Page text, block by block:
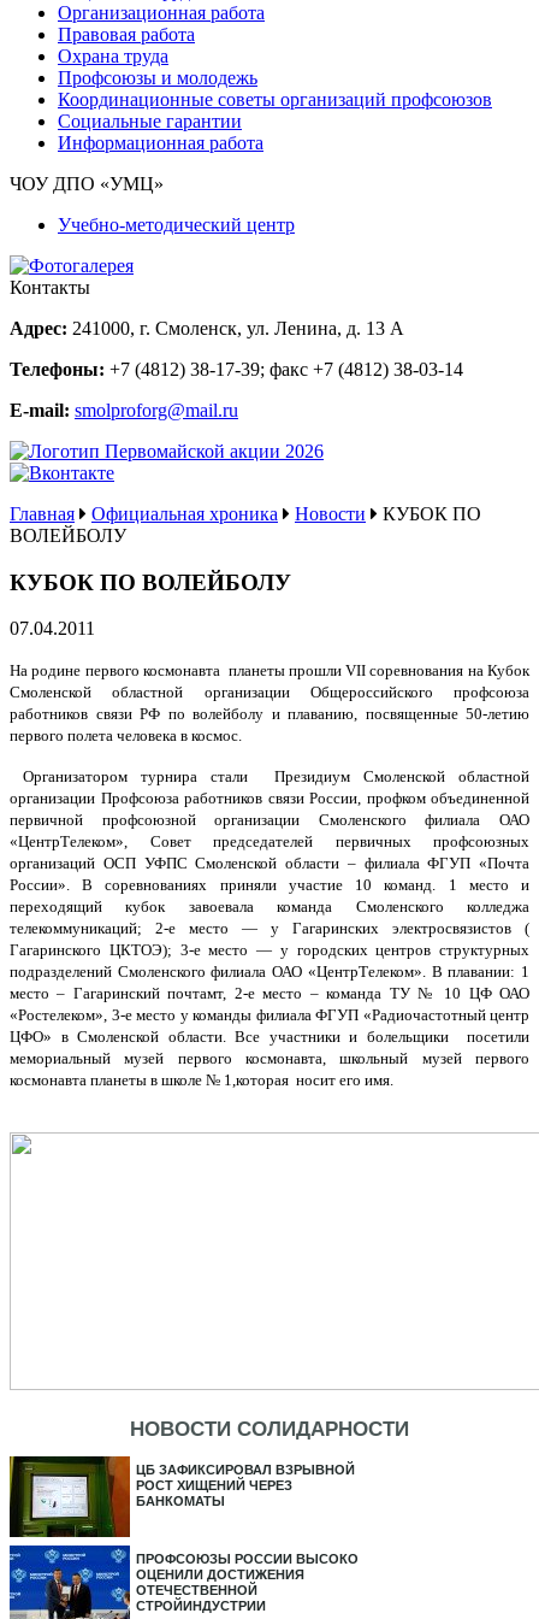
Организационная работа
Правовая работа
Охрана труда
Профсоюзы и молодежь
Координационные советы организаций профсоюзов
Социальные гарантии
Информационная работа
ЧОУ ДПО «УМЦ»
Учебно-методический центр
Контакты
Адрес: 241000, г. Смоленск, ул. Ленина, д. 13 А
Телефоны: +7 (4812) 38-17-39; факс +7 (4812) 38-03-14
E-mail: smolproforg@mail.ru
Главная Официальная хроника Новости
КУБОК ПО
ВОЛЕЙБОЛУ
КУБОК ПО ВОЛЕЙБОЛУ
07.04.2011
На родине первого космонавта планеты прошлиVII соревнования на Кубок
Смоленской областной организации Общероссийского профсоюза
работников связи РФ по волейболу и плаванию, посвященные 50-летию
первого полета человека в космос.
Организатором турнира стали
Президиум Смоленской областной
организации Профсоюза работников связи России, профком объединенной
первичной профсоюзной организации Смоленского филиала ОАО
«ЦентрТелеком», Совет председателей первичных профсоюзных
организаций ОСП УФПС Смоленской области – филиала ФГУП «Почта
России». В соревнованиях приняли участие 10 команд. 1 место и
переходящий кубок завоевала команда Смоленского колледжа
телекоммуникаций; 2-е место — у Гагаринских электросвязистов (
Гагаринского ЦКТОЭ); 3-е место — у городских центров структурных
подразделений Смоленского филиала ОАО «ЦентрТелеком». В плавании: 1
место – Гагаринский почтамт, 2-е место – команда ТУ № 10 ЦФ ОАО
«Ростелеком», 3-е место у команды филиала ФГУП «Радиочастотный центр
ЦФО» в Смоленской области. Все участники и болельщики
посетили
мемориальный музей первого космонавта, школьный музей первого
космонавта планеты в школе № 1,которая носит его имя.
НОВОСТИ СОЛИДАРНОСТИ
ЦБ ЗАФИКСИРОВАЛ ВЗРЫВНОЙ
РОСТ ХИЩЕНИЙ ЧЕРЕЗ
БАНКОМАТЫ
ПРОФСОЮЗЫ РОССИИ ВЫСОКО
ОЦЕНИЛИ ДОСТИЖЕНИЯ
ОТЕЧЕСТВЕННОЙ
СТРОЙИНДУСТРИИ